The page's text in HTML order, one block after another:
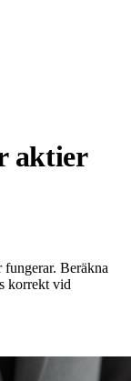
aktier
Beräkna
korrekt vid